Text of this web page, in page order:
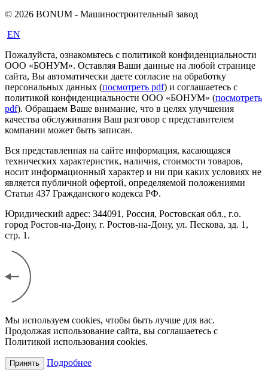
© 2026 BONUM - Машиностроительный завод
EN
Пожалуйста, ознакомьтесь с политикой конфиденциальности
ООО «БОНУМ». Оставляя Ваши данные на любой странице
сайта, Вы автоматически даете согласие на обработку
персональных данных (посмотреть pdf) и соглашаетесь с
политикой конфиденциальности ООО «БОНУМ» (посмотреть
pdf). Обращаем Ваше внимание, что в целях улучшения
качества обслуживания Ваш разговор с представителем
компании может быть записан.
Вся представленная на сайте информация, касающаяся
технических характеристик, наличия, стоимости товаров,
носит информационный характер и ни при каких условиях не
является публичной офертой, определяемой положениями
Статьи 437 Гражданского кодекса РФ.
Юридический адрес: 344091, Россия, Ростовская обл., г.о.
город Ростов-на-Дону, г. Ростов-на-Дону, ул. Пескова, зд. 1,
стр. 1.
Мы используем cookies, чтобы быть лучше для вас.
Продолжая использование сайта, вы соглашаетесь с
Политикой использования cookies.
Принять Подробнее